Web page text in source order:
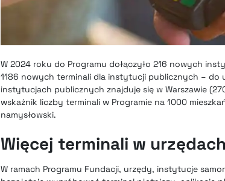
W 2024 roku do Programu dołączyło 216 nowych
1186 nowych terminali dla instytucji publicznych – do
instytucjach publicznych znajduje się w Warszawie
wskaźnik liczby terminali w Programie na 1000
namysłowski.
Więcej terminali w
W ramach Programu Fundacji, urzędy, instytucje